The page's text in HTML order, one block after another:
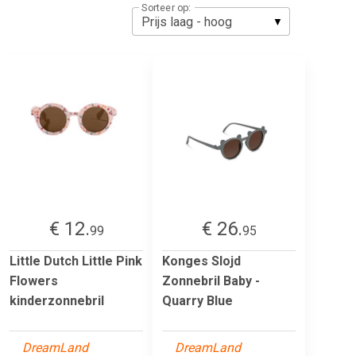
Sorteer op:
€ 12.99
Little Dutch Little Pink
Flowers
kinderzonnebril
DreamLand
€ 26.95
Konges Slojd
Zonnebril Baby -
Quarry Blue
DreamLand